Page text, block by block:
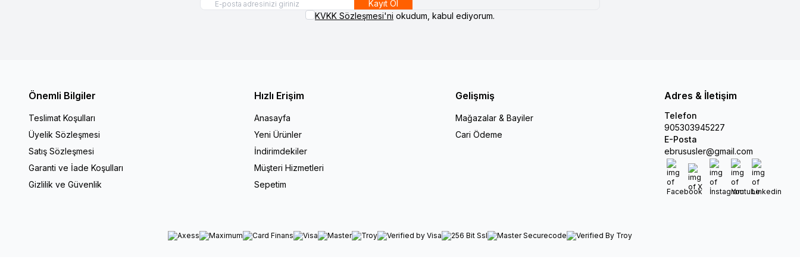
Kayıt Ol
KVKK Sözleşmesi'ni okudum, kabul ediyorum.
Önemli Bilgiler
Teslimat Koşulları
Üyelik Sözleşmesi
Satış Sözleşmesi
Garanti ve İade Koşulları
Gizlilik ve Güvenlik
Hızlı Erişim
Anasayfa
Yeni Ürünler
İndirimdekiler
Müşteri Hizmetleri
Sepetim
Gelişmiş
Mağazalar & Bayiler
Cari Ödeme
Adres & İletişim
Telefon
905303945227
E-Posta
ebrususler@gmail.com
Facebook
X İnstagram
Youtube